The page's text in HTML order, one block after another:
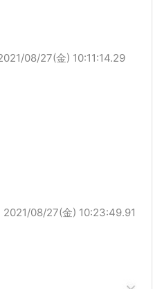
08/27(金) 10:11:14.29
2021/08/27(金) 10:23:49.91